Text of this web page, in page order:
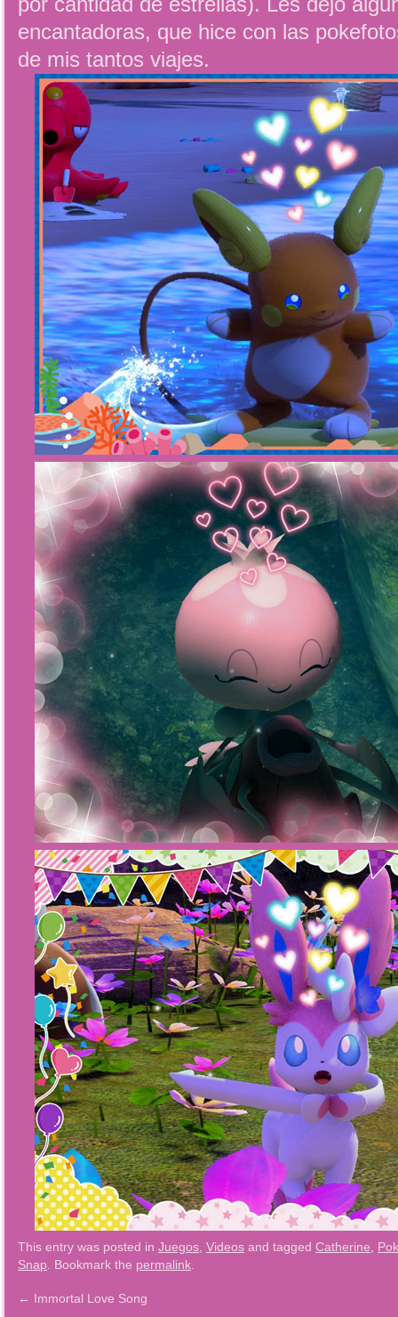
encantadoras, que hice con las
de mis tantos viajes.
This entry was posted in Juegos Videos and tagged Catherine
Snap . Bookmark the permalink
← Immortal Love Song